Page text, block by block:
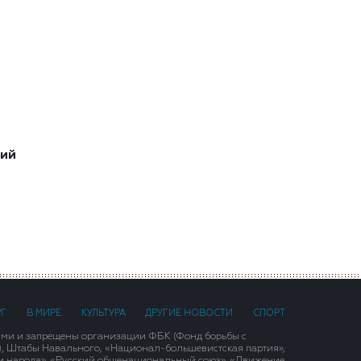
В МИРЕ КУЛЬТУРА ДРУГИЕ НОВОСТИ СПОРТ
и запрещены организации ФБК (Фонд борьбы с
Штабы Навального, «Национал-большевистская партия»,